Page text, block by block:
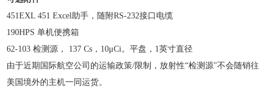
451EXL 451 Excel助手，随附RS-232接口电缆
190HPS 单机便携箱
62-103 检测源， 137 Cs，10μCi。平盘，1英寸直径
由于近期国际航空公司的运输政策/限制，放射性“检测源"不会随销往
美国境外的主机一同运货。